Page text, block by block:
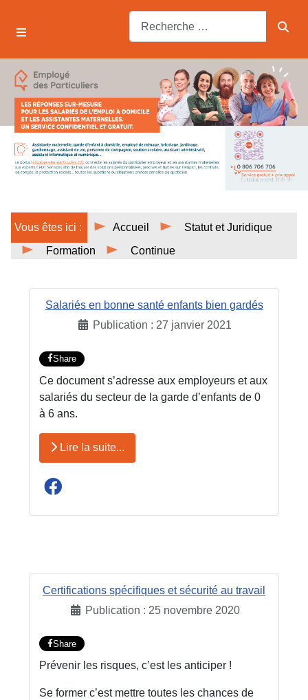
Vous êtes ici : Accueil
Statut et Juridique
Formation
Continue
Salariés en bonne santé enfants bien gardés
Publication : 27 janvier 2021
Share
Ce document s’adresse aux employeurs et aux
salariés du secteur de la garde d’enfants de 0
à 6 ans.
Lire la suite...
Certifications spécifiques et sécurité au travail
Publication : 25 novembre 2020
Share
Prévenir les risques, c’est les anticiper !
Se former c’est mettre toutes les chances de